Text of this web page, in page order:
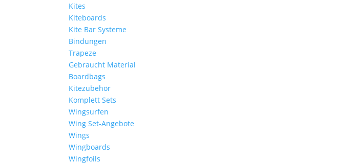
Kites
Kiteboards
Kite Bar Systeme
Bindungen
Trapeze
Gebraucht Material
Boardbags
Kitezubehör
Komplett Sets
Wingsurfen
Wing Set-Angebote
Wings
Wingboards
Wingfoils